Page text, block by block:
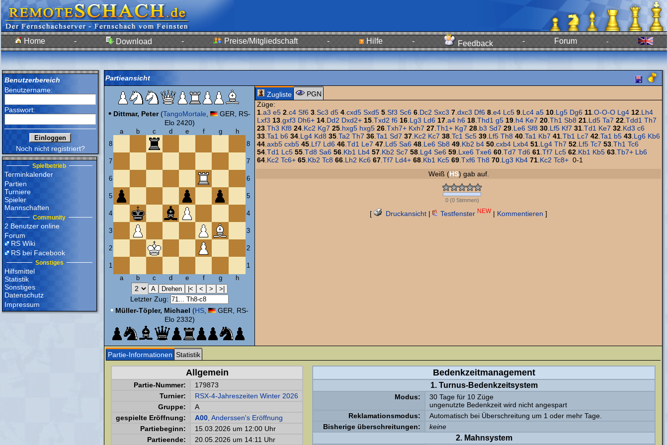
Home - Download - Preise/Mitgliedschaft - Hilfe - Feedback - Forum -
Benutzerbereich
Benutzername:
Passwort:
Noch nicht registriert?
Spielbetrieb
Terminkalender
Partien
Turniere
Spieler
Mannschaften
Community
2 Benutzer online
Forum
RS Wiki
RS bei Facebook
Sonstiges
Hilfsmittel
Statistik
Sonstiges
Datenschutz
Impressum
Partieansicht
• Dittmar, Peter(TangoMortale
GER, RS-
Elo 2420)
a b c d e f g
h
8
8
7 7
6 6
5 5
4 4
3 3
2 2
1
1
a
b c d e f g h
Letzter Zug:
• Müller-Töpler, Michael (HS
GER, RS-
Elo 2332)
Zugliste
PGN
Züge:
1 a3 e5 2 c4 Sf6 3 Sc3 d5 4 cxd5 Sxd5 5 Sf3 Sc6 6 Dc2 Sxc3 7 dxc3 Df6 8 e4 Lc5 9 Lc4 a5 10 Lg5 Dg6 11 O-O-O Lg4 12 Lh4
Lxf3 13 gxf3 Dh6+ 14 Dd2 Dxd2+ 15 Txd2 f6 16 Lg3 Ld6 17 a4 h6 18 Thd1 g5 19 h4 Ke7 20 Th1 Sb8 21 Ld5 Ta7 22 Tdd1 Th7
23 Th3 Kf8 24 Kc2 Kg7 25 hxg5 hxg5 26 Txh7+ Kxh7 27 Th1+ Kg7 28 b3 Sd7 29 Le6 Sf8 30 Lf5 Kf7 31 Td1 Ke7 32 Kd3 c6
33 Ta1 b6 34 Lg4 Kd8 35 Ta2 Th7 36 Ta1 Sd7 37 Kc2 Kc7 38 Tc1 Sc5 39 Lf5 Th8 40 Ta1 Kb7 41 Tb1 Lc7 42 Ta1 b5 43 Lg6 Kb6
44 axb5 cxb5 45 Lf7 Ld6 46 Td1 Le7 47 Ld5 Sa6 48 Le6 Sb8 49 Kb2 b4 50 cxb4 Lxb4 51 Lg4 Th7 52 Lf5 Tc7 53 Th1 Tc6
54 Td1 Lc5 55 Td8 Sa6 56 Kb1 Lb4 57 Kb2 Sc7 58 Lg4 Se6 59 Lxe6 Txe6 60 Td7 Td6 61 Tf7 Lc5 62 Kb1 Kb5 63 Tb7+ Lb6
64 Kc2 Tc6+ 65 Kb2 Tc8 66 Lh2 Kc6 67 Tf7 Ld4+ 68 Kb1 Kc5 69 Txf6 Th8 70 Lg3 Kb4 71 Kc2 Tc8+ 0-1
Weiß (HS) gab auf.
0(0Stimmen)
[ Druckansicht | Testfenster NEW | Kommentieren ]
Partie-Informationen Statistik
Allgemein
Partie-Nummer:
179873
Turnier:
RSX-4-Jahreszeiten Winter 2026
Gruppe:
A
gespielte Eröffnung:
A00 , Anderssen's Eröffnung
Partiebeginn:
15.03.2026 um 12:00 Uhr
Partieende:
20.05.2026 um 14:11 Uhr
Bedenkzeitmanagement
1. Turnus-Bedenkzeitsystem
Modus:
30 Tage für 10 Züge
ungenutzte Bedenkzeit wird nicht angespart
Reklamationsmodus:
Automatisch bei Überschreitung um 1 oder mehr Tage.
Bisherige überschreitungen:
keine
2. Mahnsystem